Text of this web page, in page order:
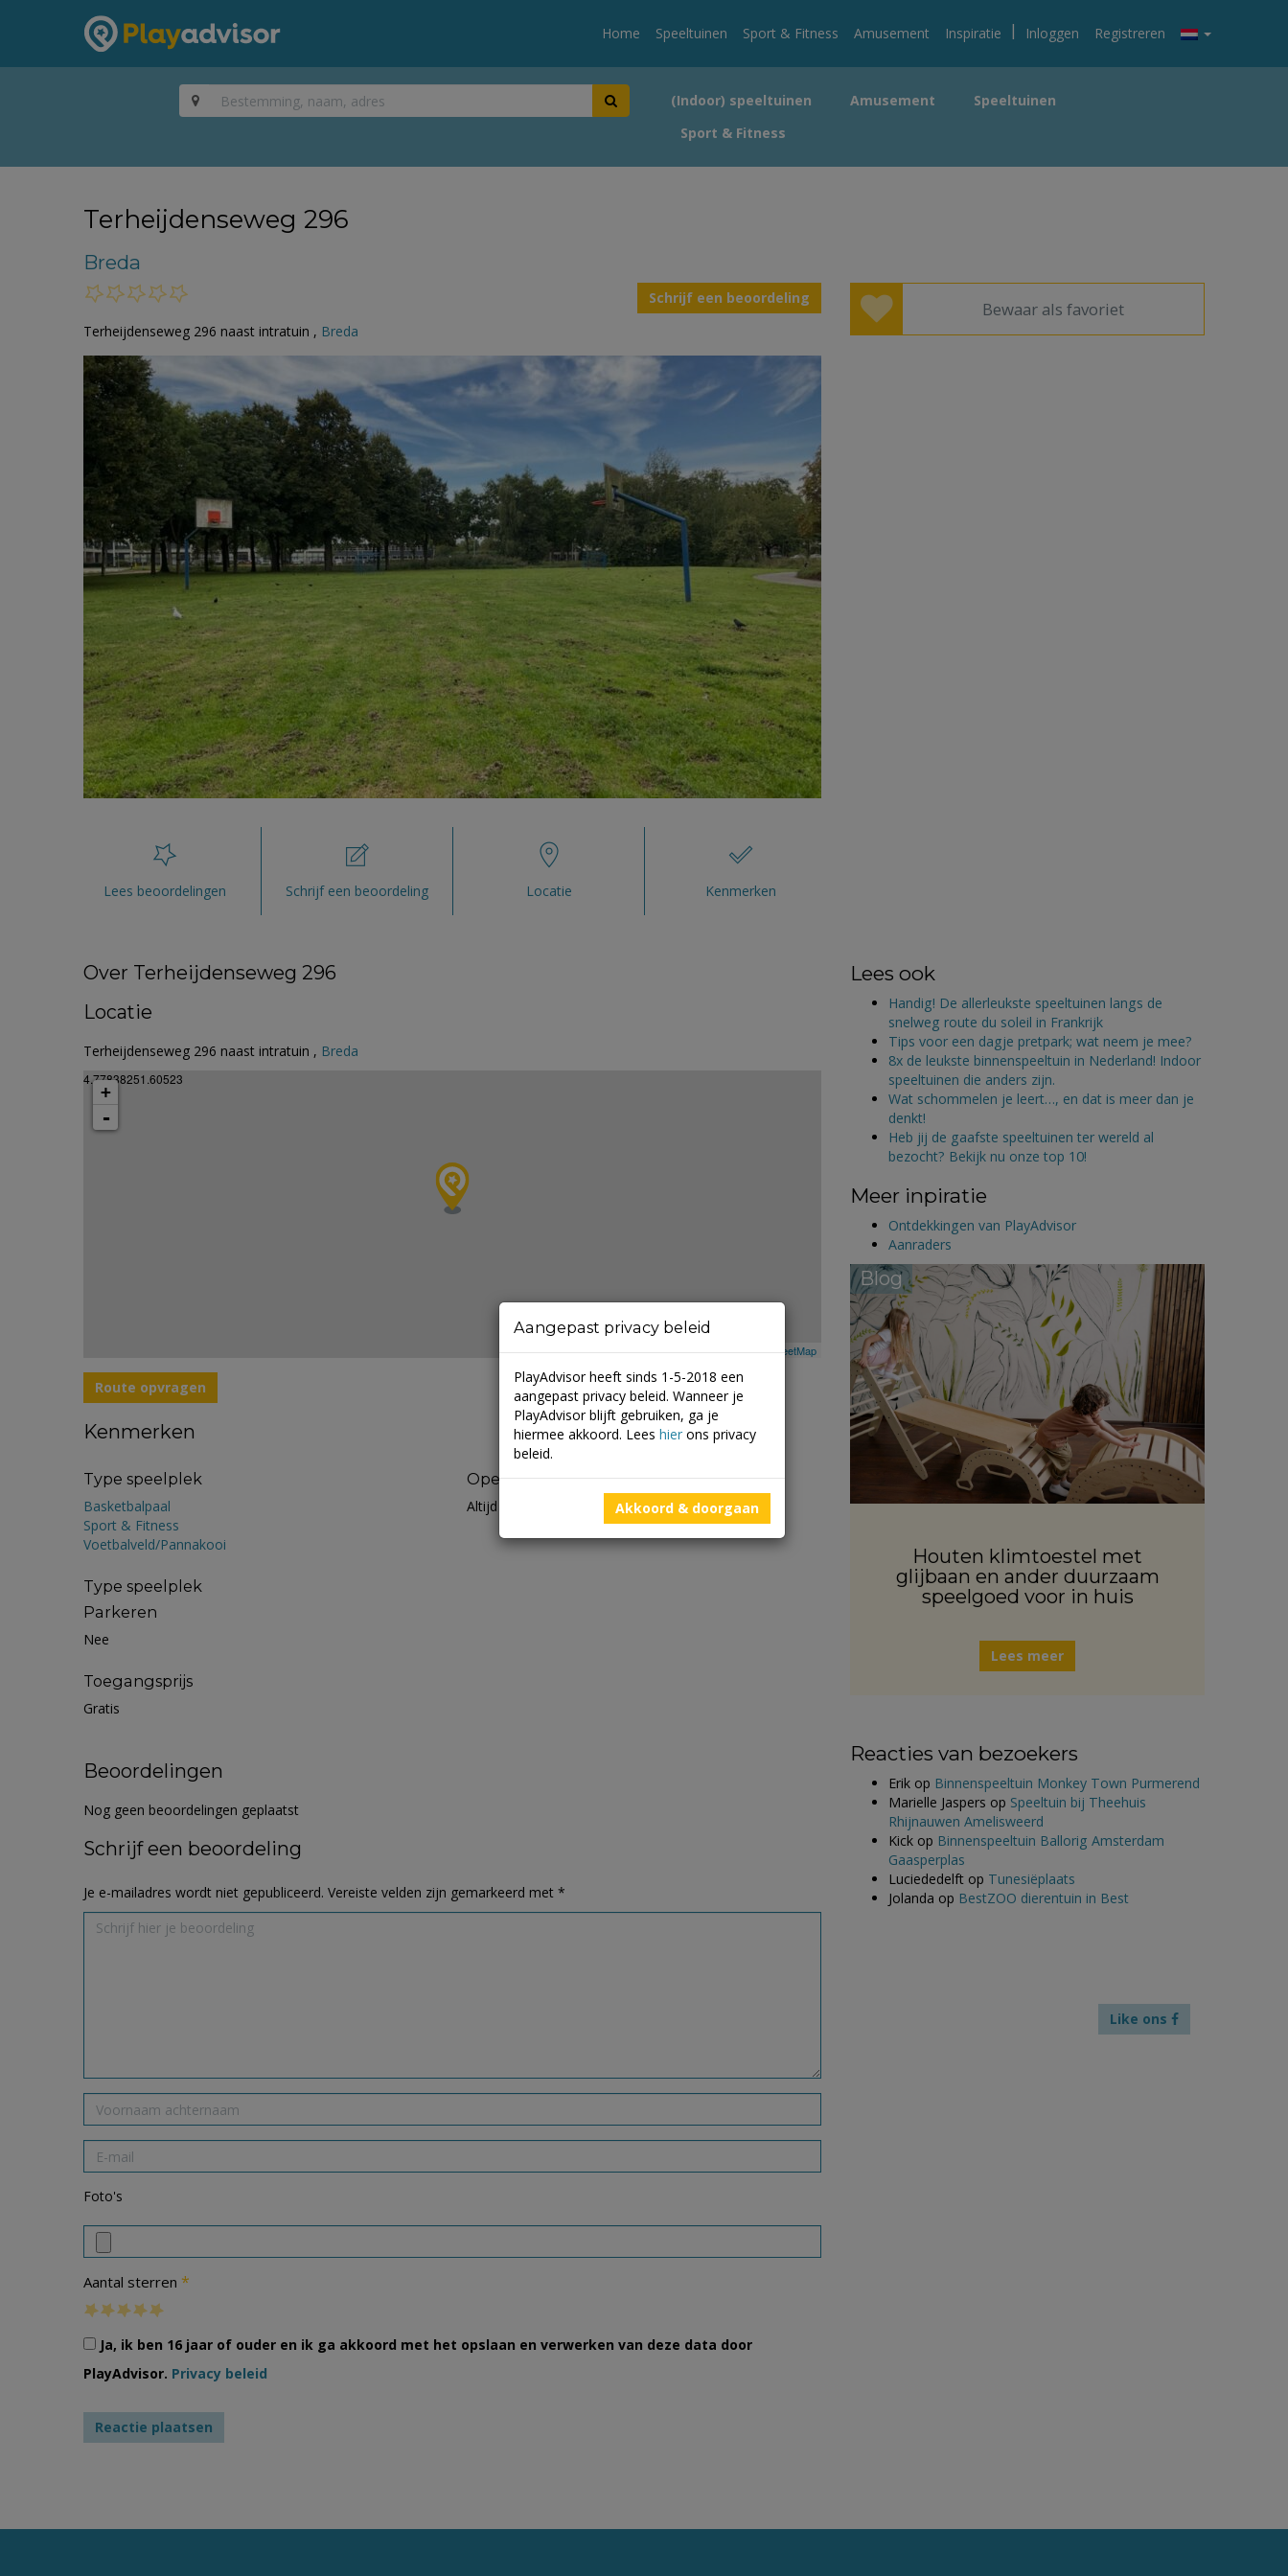
Home Speeltuinen Sport & Fitness Amusement Inspiratie | Inloggen Registreren
(Indoor) speeltuinen Amusement
Speeltuinen
Sport & Fitness
Terheijdenseweg 296
Breda
Schrijf een beoordeling
Terheijdenseweg 296 naast intratuin , Breda
Bewaar als favoriet
Lees beoordelingen Schrijf een beoordeling Locatie Kenmerken
Over Terheijdenseweg 296
Locatie
Terheijdenseweg 296 naast intratuin , Breda
4.77838251.60523
+
-
Leaflet| ©Mapbox©OpenStreetMap
Route opvragen
Kenmerken
Type speelplek
Basketbalpaal
Sport & Fitness
Voetbalveld/Pannakooi
Type speelplek
Parkeren
Nee
Toegangsprijs
Gratis
Openingstijden
Altijd open
Beoordelingen
Nog geen beoordelingen geplaatst
Schrijf een beoordeling
Je e-mailadres wordt niet gepubliceerd. Vereiste velden zijn gemarkeerd met *
Foto's
Aantal sterren *
Ja, ik ben 16 jaar of ouder en ik ga akkoord met het opslaan en verwerken van deze data door
PlayAdvisor. Privacy beleid
Lees ook
Handig! De allerleukste speeltuinen langs de
snelweg route du soleil in Frankrijk
Tips voor een dagje pretpark; wat neem je mee?
8x de leukste binnenspeeltuin in Nederland! Indoor
speeltuinen die anders zijn.
Wat schommelen je leert…, en dat is meer dan je
denkt!
Heb jij de gaafste speeltuinen ter wereld al
bezocht? Bekijk nu onze top 10!
Meer inpiratie
Ontdekkingen van PlayAdvisor
Aanraders
Blog
Houten klimtoestel met
glijbaan en ander duurzaam
speelgoed voor in huis
Lees meer
Reacties van bezoekers
Erik op Binnenspeeltuin Monkey Town Purmerend
Marielle Jaspers op Speeltuin bij Theehuis
Rhijnauwen Amelisweerd
Kick op Binnenspeeltuin Ballorig Amsterdam
Gaasperplas
Luciededelft op Tunesiëplaats
Jolanda op BestZOO dierentuin in Best
Like ons
Aangepast privacy beleid
PlayAdvisor heeft sinds 1-5-2018 een
aangepast privacy beleid. Wanneer je
PlayAdvisor blijft gebruiken, ga je
hiermee akkoord. Lees hier ons privacy
beleid.
Akkoord & doorgaan